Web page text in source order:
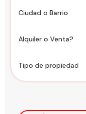
Ciudad o Barrio
Alquiler o Venta?
Tipo de propiedad